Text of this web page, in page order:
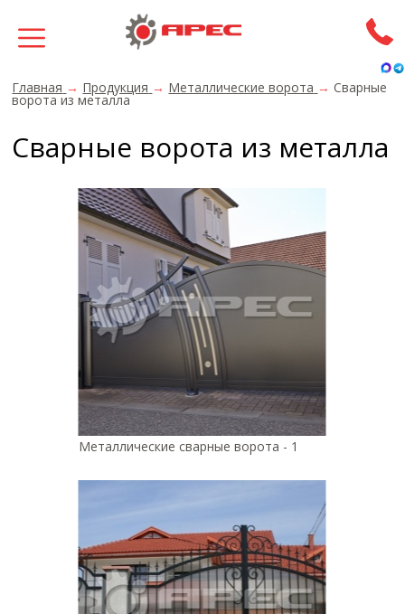
Главная → Продукция → Металлические ворота → Сварные
ворота из металла
Сварные ворота из металла
Металлические сварные ворота - 1